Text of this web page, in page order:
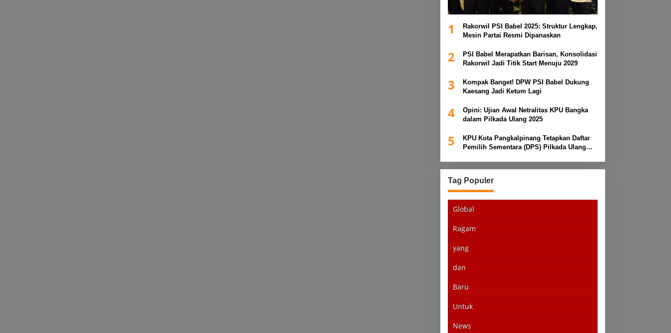
1
Rakorwil PSI Babel 2025: Struktur Lengkap,
Mesin Partai Resmi Dipanaskan
2
PSI Babel Merapatkan Barisan, Konsolidasi
Rakorwil Jadi Titik Start Menuju 2029
3
Kompak Banget! DPW PSI Babel Dukung
Kaesang Jadi Ketum Lagi
4
Opini: Ujian Awal Netralitas KPU Bangka
dalam Pilkada Ulang 2025
5
KPU Kota Pangkalpinang Tetapkan Daftar
Pemilih Sementara (DPS) Pilkada Ulang
Tag Populer
Global
Ragam
yang
dan
Baru
Untuk
News